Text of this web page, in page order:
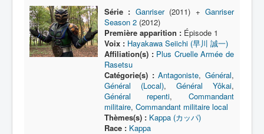
Mecha
Objet
Lieu
Série : Ganriser(2011) + Ganriser
Season 2(2012)
Première apparition :Épisode 1
Voix : Hayakawa Seiichi (早川 誠一)
Affiliation(s) : Plus Cruelle Armée de
Rasetsu
Catégorie(s) : Antagoniste, Général,
Général (Local), Général Yôkai,
Général repenti, Commandant
militaire, Commandant militaire local
Thèmes(s) : Kappa (カッパ)
Race : Kappa